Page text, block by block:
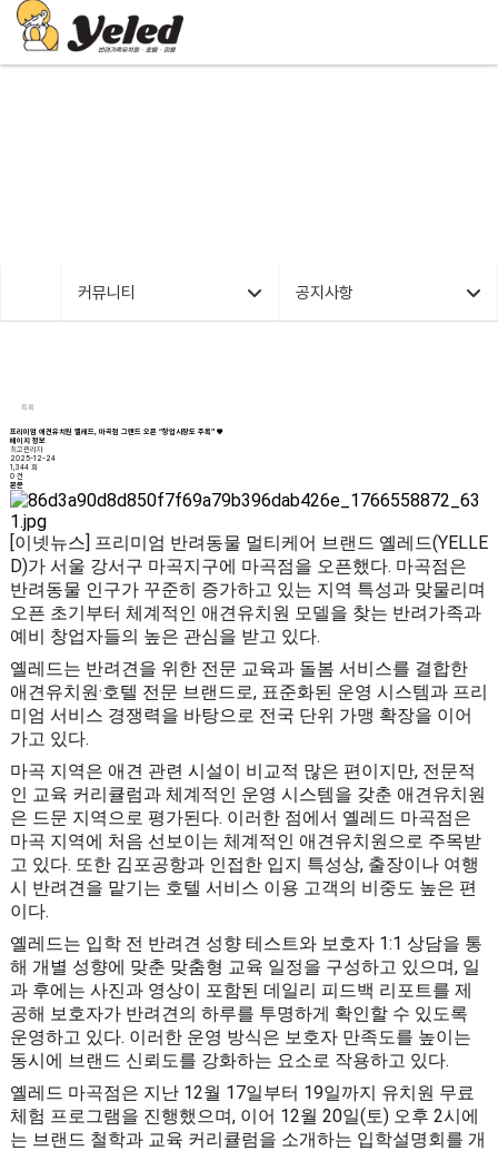
커뮤니티 공지사항
목록
프리미엄 애견유치원 옐레드, 마곡점 그랜드 오픈 “창업시장도 주목” ♥️
페이지 정보
최고관리자
2025-12-24
1,344 회
0 건
본문
[이넷뉴스] 프리미엄 반려동물 멀티케어 브랜드 옐레드(YELLE
D)가 서울 강서구 마곡지구에 마곡점을 오픈했다. 마곡점은
반려동물 인구가 꾸준히 증가하고 있는 지역 특성과 맞물리며
오픈 초기부터 체계적인 애견유치원 모델을 찾는 반려가족과
예비 창업자들의 높은 관심을 받고 있다.
옐레드는 반려견을 위한 전문 교육과 돌봄 서비스를 결합한
애견유치원·호텔 전문 브랜드로, 표준화된 운영 시스템과 프리
미엄 서비스 경쟁력을 바탕으로 전국 단위 가맹 확장을 이어
가고 있다.
마곡 지역은 애견 관련 시설이 비교적 많은 편이지만, 전문적
인 교육 커리큘럼과 체계적인 운영 시스템을 갖춘 애견유치원
은 드문 지역으로 평가된다. 이러한 점에서 옐레드 마곡점은
마곡 지역에 처음 선보이는 체계적인 애견유치원으로 주목받
고 있다. 또한 김포공항과 인접한 입지 특성상, 출장이나 여행
시 반려견을 맡기는 호텔 서비스 이용 고객의 비중도 높은 편
이다.
옐레드는 입학 전 반려견 성향 테스트와 보호자 1:1 상담을 통
해 개별 성향에 맞춘 맞춤형 교육 일정을 구성하고 있으며, 일
과 후에는 사진과 영상이 포함된 데일리 피드백 리포트를 제
공해 보호자가 반려견의 하루를 투명하게 확인할 수 있도록
운영하고 있다. 이러한 운영 방식은 보호자 만족도를 높이는
동시에 브랜드 신뢰도를 강화하는 요소로 작용하고 있다.
옐레드 마곡점은 지난 12월 17일부터 19일까지 유치원 무료
체험 프로그램을 진행했으며, 이어 12월 20일(토) 오후 2시에
는 브랜드 철학과 교육 커리큘럼을 소개하는 입학설명회를 개